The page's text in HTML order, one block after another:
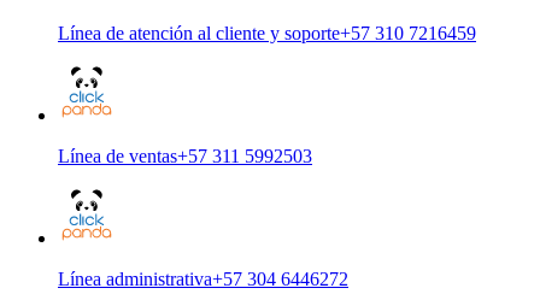
Línea de atención al cliente y soporte+57 310 7216459
Línea de ventas+57 311 5992503
Línea administrativa+57 304 6446272